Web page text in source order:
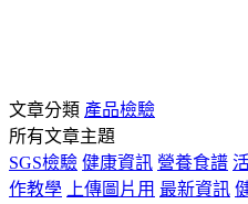
文章分類 產品檢驗
所有文章主題
SGS檢驗 健康資訊 營養食譜
作教學
上傳圖片用 最新資訊